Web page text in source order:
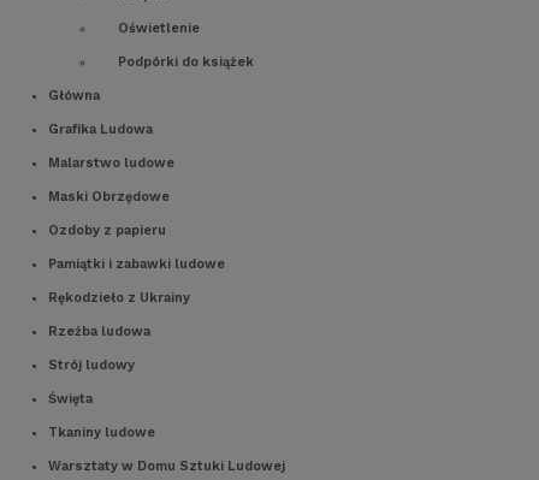
Oświetlenie
Podpórki do książek
Główna
Grafika Ludowa
Malarstwo ludowe
Maski Obrzędowe
Ozdoby z papieru
Pamiątki i zabawki ludowe
Rękodzieło z Ukrainy
Rzeźba ludowa
Strój ludowy
Święta
Tkaniny ludowe
Warsztaty w Domu Sztuki Ludowej